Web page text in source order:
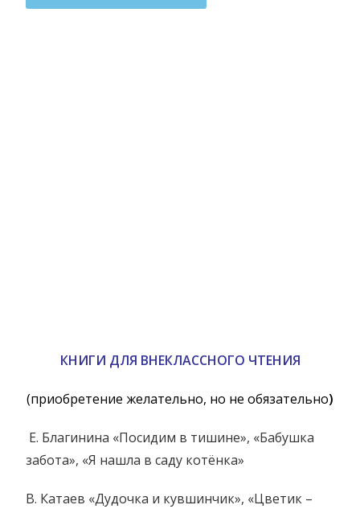
КНИГИ ДЛЯ ВНЕКЛАССНОГО ЧТЕНИЯ
(приобретение желательно, но не обязательно)
Е. Благинина «Посидим в тишине», «Бабушка
забота», «Я нашла в саду котёнка»
В. Катаев «Дудочка и кувшинчик», «Цветик –